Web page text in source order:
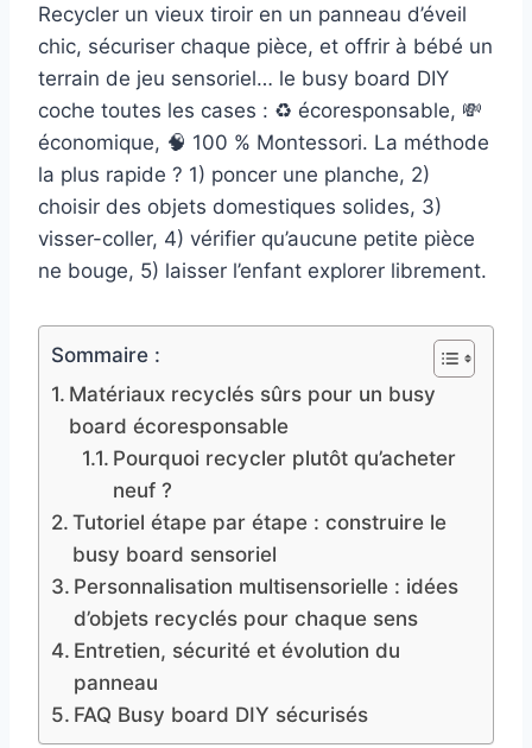
Recycler un vieux tiroir en un panneau d’éveil
chic, sécuriser chaque pièce, et offrir à bébé un
terrain de jeu sensoriel… le busy board DIY
coche toutes les cases : ♻️ écoresponsable, 💸
économique, 🧠 100 % Montessori. La méthode
la plus rapide ? 1) poncer une planche, 2)
choisir des objets domestiques solides, 3)
visser-coller, 4) vérifier qu’aucune petite pièce
ne bouge, 5) laisser l’enfant explorer librement.
Sommaire :
Matériaux recyclés sûrs pour un busy
board écoresponsable
Pourquoi recycler plutôt qu’acheter
neuf ?
Tutoriel étape par étape : construire le
busy board sensoriel
Personnalisation multisensorielle : idées
d’objets recyclés pour chaque sens
Entretien, sécurité et évolution du
panneau
FAQ Busy board DIY sécurisés